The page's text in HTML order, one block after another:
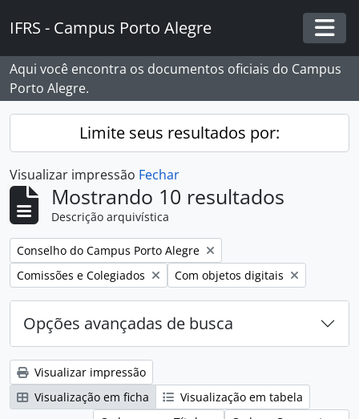
IFRS - Campus Porto Alegre
Aqui você encontra os documentos oficiais do Campus
Porto Alegre.
Limite seus resultados por:
Visualizar impressão Fechar
Mostrando 10 resultados
Descrição arquivística
Remover filtro:
Conselho do Campus Porto Alegre
Remover filtro:
Comissões e Colegiados Remover filtro:
Com objetos digitais
Opções avançadas de busca
Visualizar impressão
Visualização em ficha
Visualização em tabela